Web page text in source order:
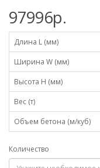
97996р.
Длина L (мм)
Ширина W (мм)
Высота H (мм)
Вес (т)
Объем бетона (м/куб)
Количество